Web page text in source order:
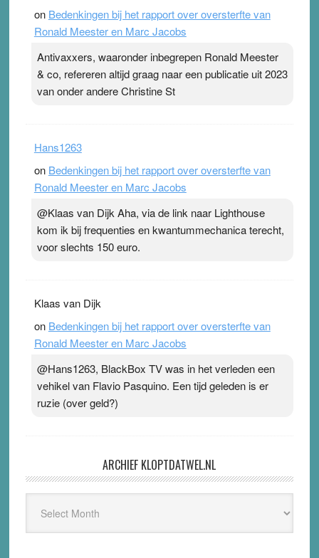
on Bedenkingen bij het rapport over oversterfte van
Ronald Meester en Marc Jacobs
Antivaxxers, waaronder inbegrepen Ronald Meester
& co, refereren altijd graag naar een publicatie uit 2023
van onder andere Christine St
Hans1263
on Bedenkingen bij het rapport over oversterfte van
Ronald Meester en Marc Jacobs
@Klaas van Dijk Aha, via de link naar Lighthouse
kom ik bij frequenties en kwantummechanica terecht,
voor slechts 150 euro.
Klaas van Dijk
on Bedenkingen bij het rapport over oversterfte van
Ronald Meester en Marc Jacobs
@Hans1263, BlackBox TV was in het verleden een
vehikel van Flavio Pasquino. Een tijd geleden is er
ruzie (over geld?)
ARCHIEF KLOPTDATWEL.NL
Kloptdatwel.nl